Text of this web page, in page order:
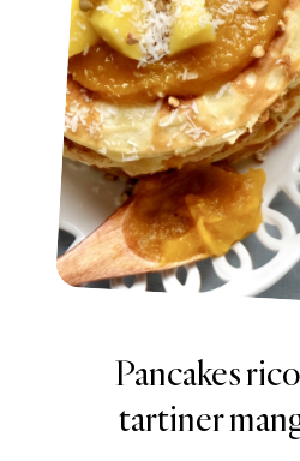
Toast à
mangue aux